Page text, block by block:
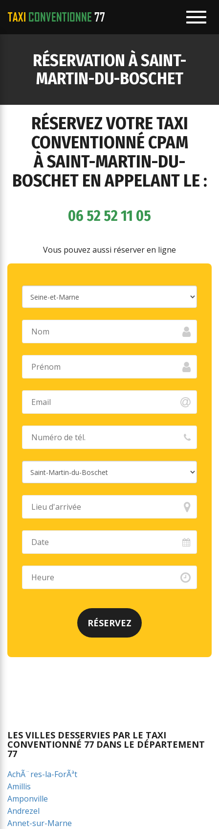
RÉSERVATION À SAINT-
MARTIN-DU-BOSCHET
RÉSERVEZ VOTRE TAXI
CONVENTIONNÉ CPAM
À SAINT-MARTIN-DU-
BOSCHET EN APPELANT LE :
06 52 52 11 05
Vous pouvez aussi réserver en ligne
LES VILLES DESSERVIES PAR LE TAXI
CONVENTIONNÉ 77 DANS LE DÉPARTEMENT
77
AchÃ¨res-la-ForÃªt
Amillis
Amponville
Andrezel
Annet-sur-Marne